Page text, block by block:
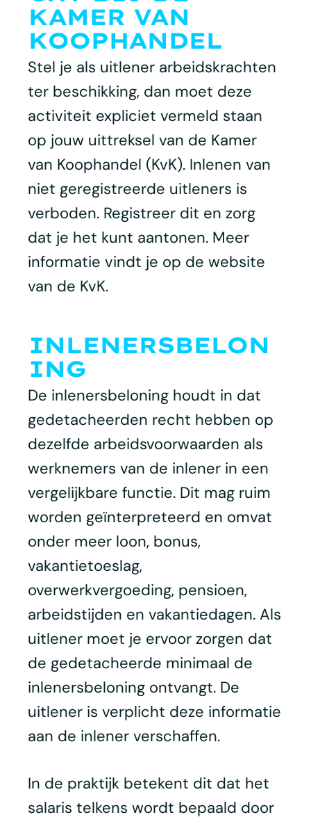
KAMER VAN
KOOPHANDEL
Stel je als uitlener arbeidskrachten
ter beschikking, dan moet deze
activiteit expliciet vermeld staan
op jouw uittreksel van de Kamer
van Koophandel (KvK). Inlenen van
niet geregistreerde uitleners is
verboden. Registreer dit en zorg
dat je het kunt aantonen. Meer
informatie vindt je op de website
van de KvK.
INLENERSBELON
ING
De inlenersbeloning houdt in dat
gedetacheerden recht hebben op
dezelfde arbeidsvoorwaarden als
werknemers van de inlener in een
vergelijkbare functie. Dit mag ruim
worden geïnterpreteerd en omvat
onder meer loon, bonus,
vakantietoeslag,
overwerkvergoeding, pensioen,
arbeidstijden en vakantiedagen. Als
uitlener moet je ervoor zorgen dat
de gedetacheerde minimaal de
inlenersbeloning ontvangt. De
uitlener is verplicht deze informatie
aan de inlener verschaffen.
In de praktijk betekent dit dat het
salaris telkens wordt bepaald door